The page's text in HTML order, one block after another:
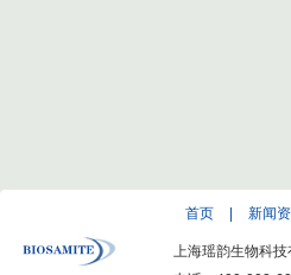
首页 新闻
上海瑶韵生物科